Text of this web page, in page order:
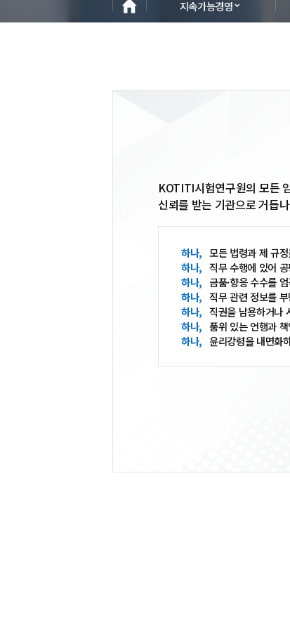
지속가능경영
KOTITI시험연구원의 모든
신뢰를 받는 기관으로 거듭
모든 법령과 제 규
직무 수행에 있어
금품·향응 수수를
직무 관련 정보를
직권을 남용하거나
품위 있는 언행과
윤리강령을 내면화